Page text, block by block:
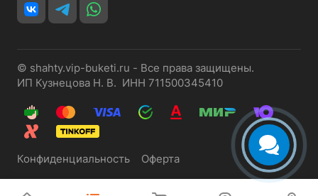
© shahty.vip-buketi.ru - Все права защищены.
ИП Кузнецова Н. В. ИНН 711500345410
Конфиденциальность Оферта